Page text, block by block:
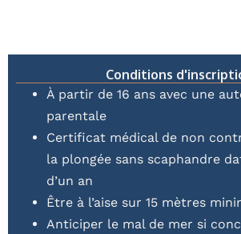
Conditions
À partir de 16 ans avec une
parentale
Certificat médical de non
la plongée sans scaphandre
d’un an
Être à l’aise sur 15 mètres
Anticiper le mal de mer si